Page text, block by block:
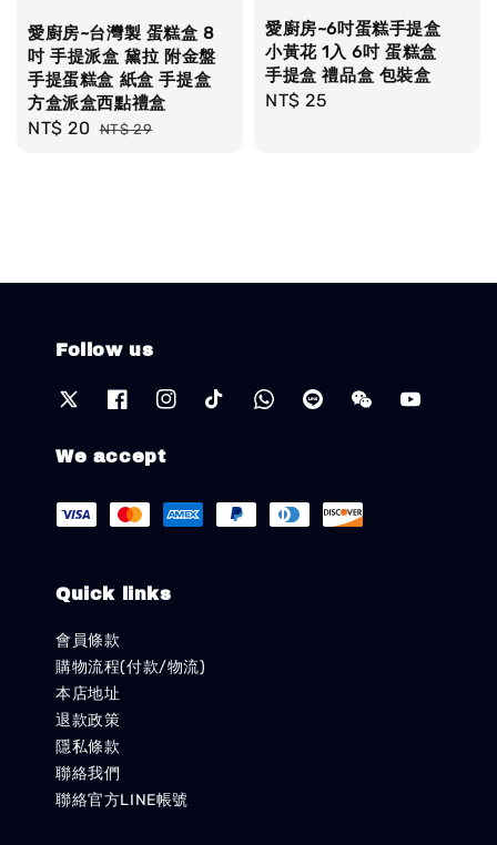
愛廚房~台灣製 蛋糕盒 8
吋 手提派盒 黛拉 附金盤
手提蛋糕盒 紙盒 手提盒
方盒派盒西點禮盒
Sale
NT$ 20 Regular
NT$ 29
愛廚房~6吋蛋糕手提盒
小黃花 1入 6吋 蛋糕盒
手提盒 禮品盒 包裝盒
Regular
NT$ 25
Follow us
We accept
Quick links
會員條款
購物流程(付款/物流)
本店地址
退款政策
隱私條款
聯絡我們
聯絡官方LINE帳號